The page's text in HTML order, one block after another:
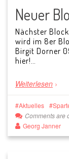
Neuer
Nächster
wird im 8er
Birgit Dorner
hier!…
Weiterlesen
Aktuelles
Comments are
Georg Janner